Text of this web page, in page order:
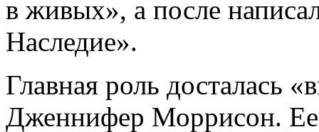
в живых», а после
Наследие».
Главная роль досталась
Дженнифер Моррисон. Ее